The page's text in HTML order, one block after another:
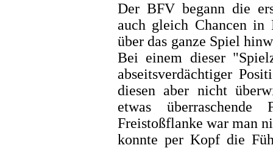
Der BFV begann die
auch gleich Chancen in
über das ganze Spiel
Bei einem dieser
abseitsverdächtiger
diesen aber nicht
etwas
Freistoßflanke war man
konnte per Kopf die